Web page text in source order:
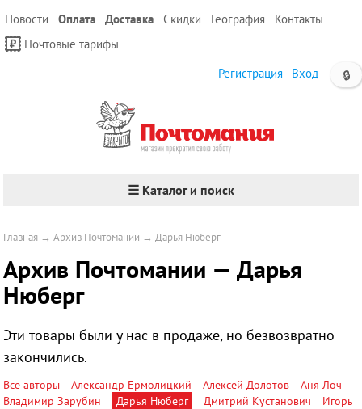
Новости Оплата Доставка Скидки География
Контакты
Почтовые тарифы
🔒
Регистрация Вход
☰ Каталог и поиск
Главная →Архив Почтомании →Дарья Нюберг
Архив Почтомании — Дарья
Нюберг
Эти товары были у нас в продаже, но безвозвратно
закончились.
Все авторы Александр Ермолицкий Алексей Долотов
Аня Лоч
Владимир Зарубин
Дарья Нюберг Дмитрий Кустанович
Игорь